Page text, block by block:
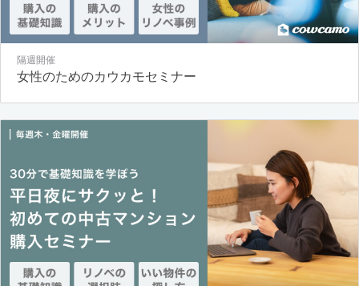
隔週開催
女性のためのカウカモセミナー